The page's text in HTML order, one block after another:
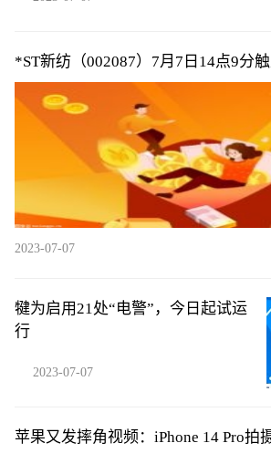
*ST新纺（002087）7月7日14点9分
2023-07-07
犍为启用21处“电警”，今日起试运
行
2023-07-07
苹果又发摔角视频：iPhone 14 Pro拍